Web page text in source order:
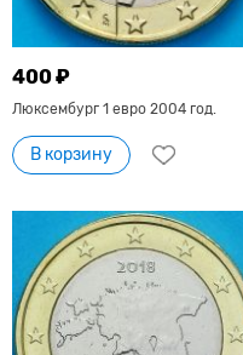
400 ₽
Люксембург 1 евро 2004 год.
В корзину